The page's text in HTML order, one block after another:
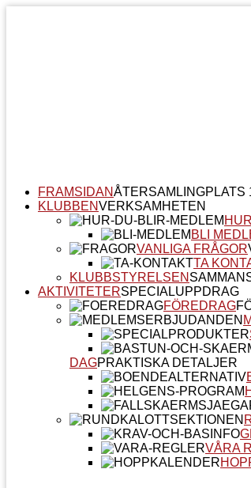
FRAMSIDANÅTERSAMLINGPLATS
KLUBBENVERKSAMHETEN
BLI
VANLIGA FRÅGOR
TA
KLUBBSTYRELSEN
AKTIVITETERSPECIALUPPDRAG
FÖREDRAG
DAGPRAKTISKA DETALJER
VÅRA